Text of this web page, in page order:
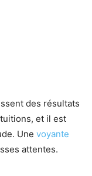
des résultats
et il est
Une voyante
attentes.